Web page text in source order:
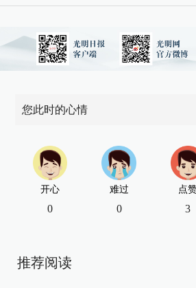
您此时的心情
开心
0
难过
0
点
3
推荐阅读